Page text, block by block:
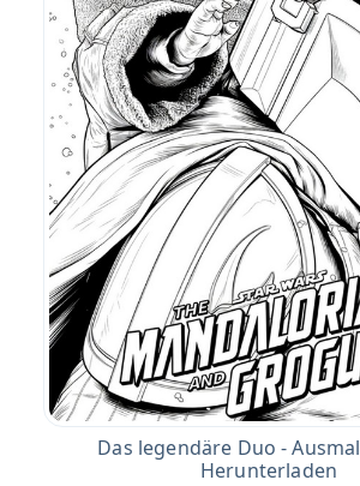
Das legendäre Duo -
Herunterladen